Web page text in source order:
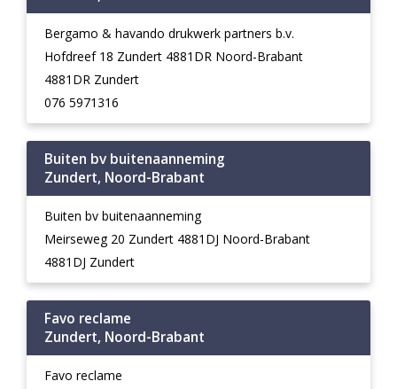
Bergamo & havando drukwerk partners b.v.
Hofdreef 18 Zundert 4881DR Noord-Brabant
4881DR Zundert
076 5971316
Buiten bv buitenaanneming
Zundert, Noord-Brabant
Buiten bv buitenaanneming
Meirseweg 20 Zundert 4881DJ Noord-Brabant
4881DJ Zundert
Favo reclame
Zundert, Noord-Brabant
Favo reclame